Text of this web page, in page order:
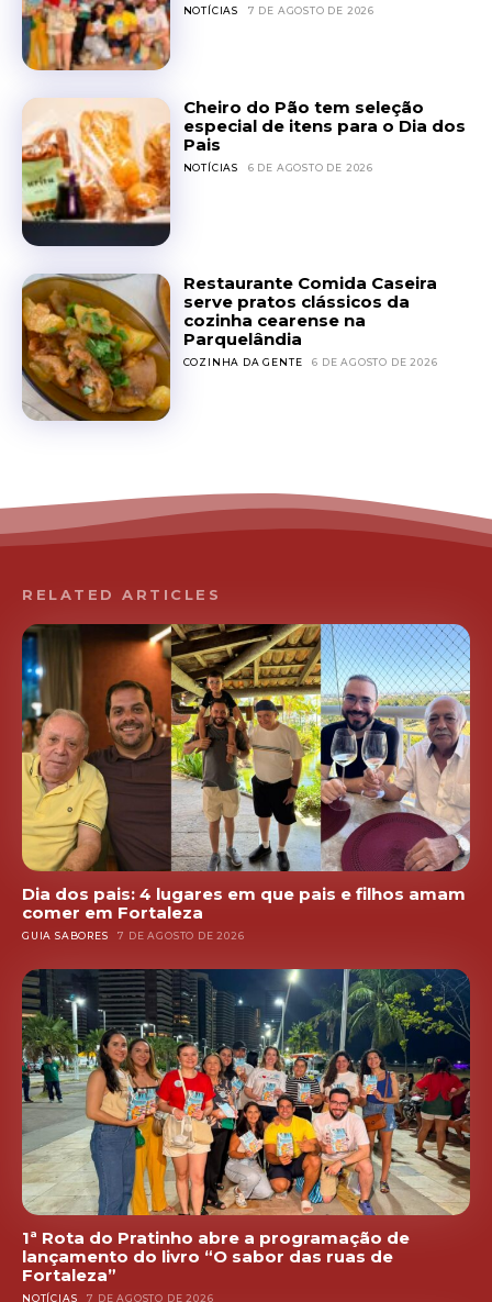
NOTÍCIAS 7 DE AGOSTO DE 2026
Cheiro do Pão tem seleção
especial de itens para o Dia dos
Pais
NOTÍCIAS 6 DE AGOSTO DE 2026
Restaurante Comida Caseira
serve pratos clássicos da
cozinha cearense na
Parquelândia
COZINHA DA GENTE 6 DE AGOSTO DE 2026
RELATED ARTICLES
Dia dos pais: 4 lugares em que pais e filhos amam
comer em Fortaleza
GUIA SABORES 7 DE AGOSTO DE 2026
1ª Rota do Pratinho abre a programação de
lançamento do livro “O sabor das ruas de
Fortaleza”
NOTÍCIAS 7 DE AGOSTO DE 2026